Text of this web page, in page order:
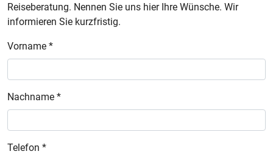
Reiseberatung. Nennen Sie uns hier Ihre Wünsche. Wir
informieren Sie kurzfristig.
Vorname *
Nachname *
Telefon *